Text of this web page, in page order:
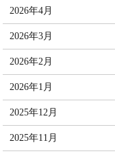
2026年4月
2026年3月
2026年2月
2026年1月
2025年12月
2025年11月